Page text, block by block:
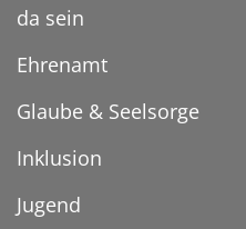
da sein
Ehrenamt
Glaube & Seelsorge
Inklusion
Jugend